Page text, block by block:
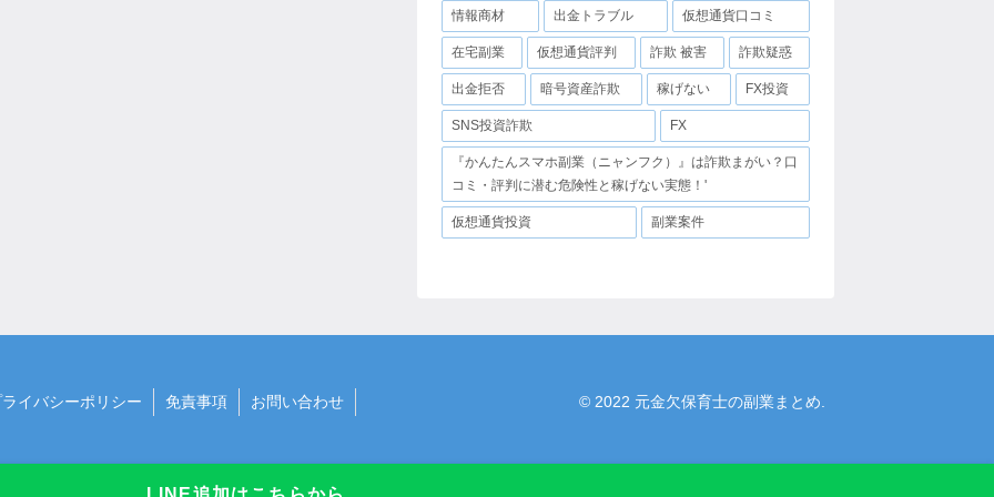
情報商材 出金トラブル 仮想通貨口コミ
在宅副業 仮想通貨評判 詐欺 被害 詐欺疑惑
出金拒否 暗号資産詐欺 稼げない FX投資
SNS投資詐欺 FX
『かんたんスマホ副業（ニャンフク）』は詐欺まがい？口
コミ・評判に潜む危険性と稼げない実態！'
仮想通貨投資 副業案件
ライバシーポリシー 免責事項 お問い合わせ © 2022 元金欠保育士の副業まとめ.